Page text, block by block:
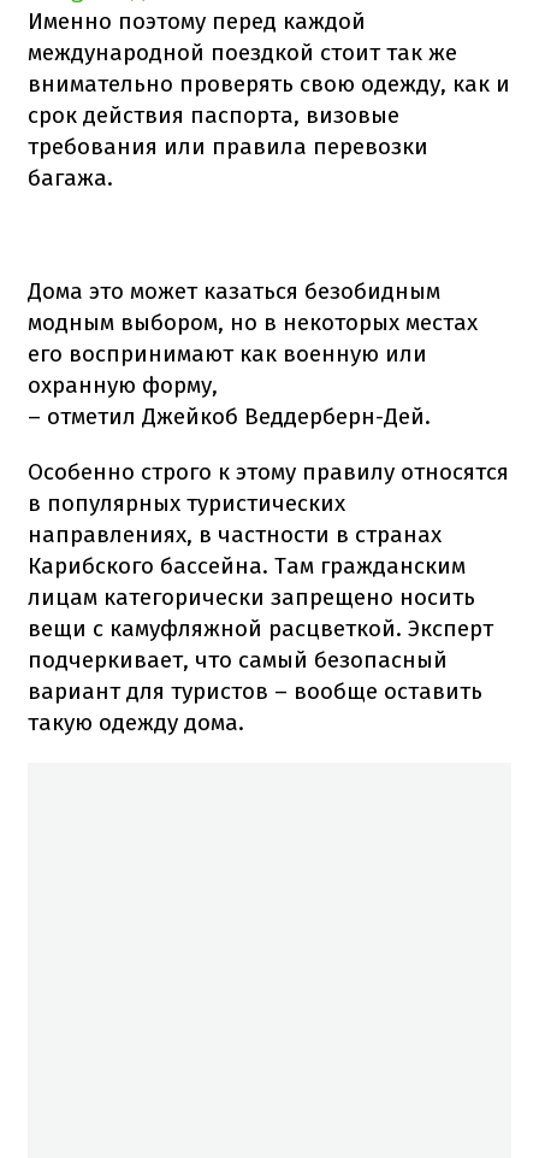
Именно поэтому перед каждой
международной поездкой стоит так же
внимательно проверять свою одежду, как и
срок действия паспорта, визовые
требования или правила перевозки
багажа.
Дома это может казаться безобидным
модным выбором, но в некоторых местах
его воспринимают как военную или
охранную форму,
– отметил Джейкоб Веддерберн-Дей.
Особенно строго к этому правилу относятся
в популярных туристических
направлениях, в частности в странах
Карибского бассейна. Там гражданским
лицам категорически запрещено носить
вещи с камуфляжной расцветкой. Эксперт
подчеркивает, что самый безопасный
вариант для туристов – вообще оставить
такую одежду дома.